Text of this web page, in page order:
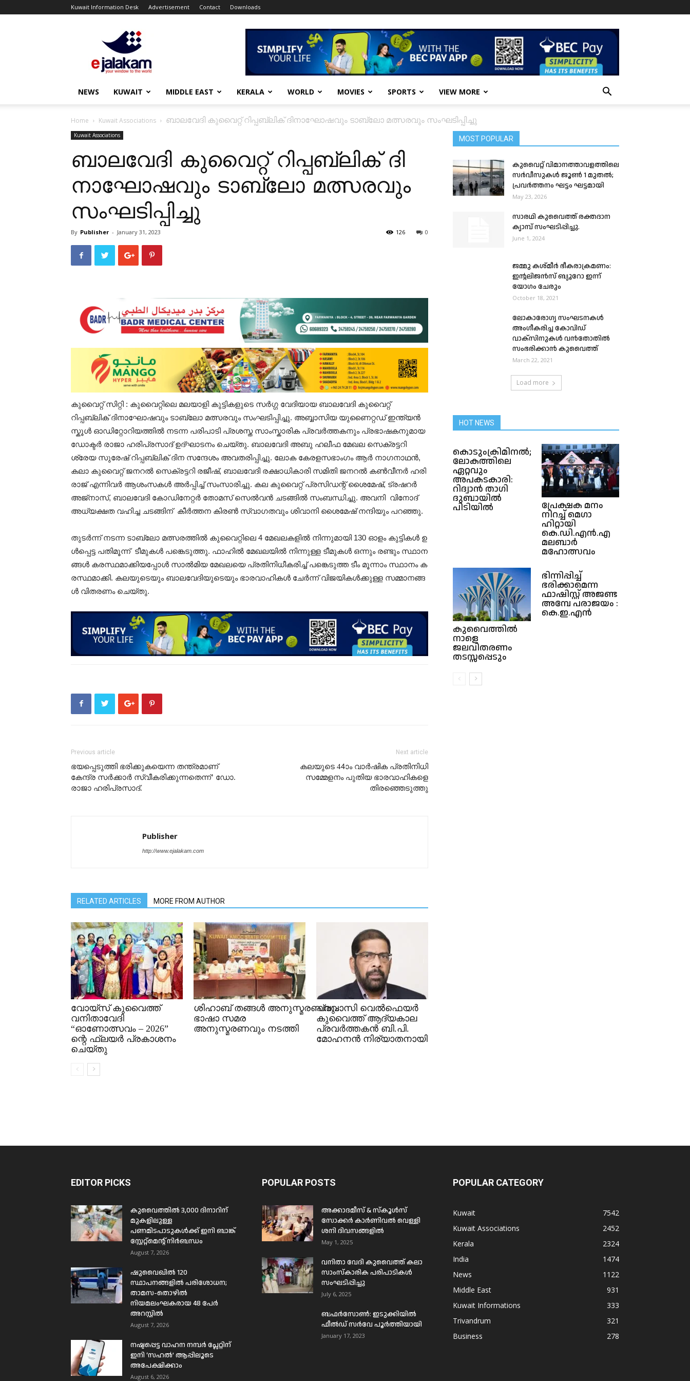
Kuwait Information Desk Advertisement Contact Downloads
ejalakam
NEWS KUWAIT MIDDLE EAST KERALA WORLD MOVIES SPORTS VIEW MORE
Home Kuwait Associations ബാലവേദി കുവൈറ്റ് റിപ്പബ്ലിക് ദിനാഘോഷവും ടാബ്ലോ മത്സരവും സംഘടിപ്പിച്ചു
Kuwait Associations
ബാലവേദി കുവൈറ്റ് റിപ്പബ്ലിക് ദി
നാഘോഷവും ടാബ്ലോ മത്സരവും
സംഘടിപ്പിച്ചു
By Publisher - January 31, 2023 0
126
കുവൈറ്റ് സിറ്റി : കുവൈറ്റിലെ മലയാളി കുട്ടികളുടെ സർഗ്ഗ വേദിയായ ബാലവേദി കുവൈറ്റ്
റിപ്പബ്ലിക് ദിനാഘോഷവും ടാബ്ലോ മത്സരവും സംഘടിപ്പിച്ചു. അബ്ബാസിയ യുണൈറ്റഡ് ഇന്ത്യൻ
സ്കൂൾ ഓഡിറ്റോറിയത്തിൽ നടന്ന പരിപാടി പ്രശസ്ത സാംസ്കാരിക പ്രവർത്തകനും പ്രഭാഷകനുമായ
ഡോക്ടർ രാജാ ഹരിപ്രസാദ് ഉദ്ഘാടനം ചെയ്തു. ബാലവേദി അബു ഹലീഫ മേഖല സെക്രട്ടറി
ശ്രേയ സുരേഷ് റിപ്പബ്ലിക് ദിന സന്ദേശം അവതരിപ്പിച്ചു. ലോക കേരളസഭാംഗം ആർ നാഗനാഥൻ,
കലാ കുവൈറ്റ് ജനറൽ സെക്രട്ടറി രജീഷ്, ബാലവേദി രക്ഷാധികാരി സമിതി ജനറൽ കൺവീനർ ഹരി
രാജ് എന്നിവർ ആശംസകൾ അർപ്പിച്ച് സംസാരിച്ചു. കല കുവൈറ്റ്‌ പ്രസിഡന്റ് ശൈമേഷ്, ട്രഷറർ
അജ്നാസ്, ബാലവേദി കോഡിനേറ്റർ തോമസ് സെൽവൻ ചടങ്ങിൽ സംബന്ധിച്ചു. അവനി വിനോദ്
അധ്യക്ഷത വഹിച്ച ചടങ്ങിന് കീർത്തന കിരൺ സ്വാഗതവും ശിവാനി ശൈമേഷ് നന്ദിയും പറഞ്ഞു.
തുടർന്ന് നടന്ന ടാബ്ലോ മത്സരത്തിൽ കുവൈറ്റിലെ 4 മേഖലകളിൽ നിന്നുമായി 130 ഓളം കുട്ടികൾ ഉ
ൾപ്പെട്ട പതിമൂന്ന് ടീമുകൾ പങ്കെടുത്തു. ഫാഹില്‍ മേഖലയിൽ നിന്നുള്ള ടീമുകൾ ഒന്നും രണ്ടും സ്ഥാന
ങ്ങൾ കരസ്ഥമാക്കിയപ്പോൾ സാൽമിയ മേഖലയെ പ്രതിനിധീകരിച്ച് പങ്കെടുത്ത ടീം മൂന്നാം സ്ഥാനം ക
രസ്ഥമാക്കി. കലയുടെയും ബാലവേദിയുടെയും ഭാരവാഹികൾ ചേർന്ന് വിജയികൾക്കുള്ള സമ്മാനങ്ങ
ൾ വിതരണം ചെയ്തു.
Previous article
ഭയപ്പെടുത്തി ഭരിക്കുകയെന്ന തന്ത്രമാണ്
കേന്ദ്ര സർക്കാർ സ്വീകരിക്കുന്നതെന്ന്’ ഡോ.
രാജാ ഹരിപ്രസാദ്.
Next article
കലയുടെ 44ാം വാർഷിക പ്രതിനിധി
സമ്മേളനം പുതിയ ഭാരവാഹികളെ
തിരഞ്ഞെടുത്തു
Publisher
http://www.ejalakam.com
RELATED ARTICLES MORE FROM AUTHOR
വോയ്സ് കുവൈത്ത്
വനിതാവേദി
“ഓണോത്സവം – 2026”
ന്റെ ഫ്ലയർ പ്രകാശനം
ചെയ്തു
ശിഹാബ് തങ്ങൾ അനുസ്മരണവും
ഭാഷാ സമര
അനുസ്മരണവും നടത്തി
പ്രവാസി വെൽഫെയർ
കുവൈത്ത് ആദ്യകാല
പ്രവർത്തകൻ ബി.പി.
മോഹനൻ നിര്യാതനായി
MOST POPULAR
കുവൈറ്റ് വിമാനത്താവളത്തിലെ
സർവീസുകൾ ജൂൺ 1 മുതൽ;
പ്രവർത്തനം ഘട്ടം ഘട്ടമായി
May 23, 2026
സാരഥി കുവൈത്ത് രക്തദാന
ക്യാമ്പ് സംഘടിപ്പിച്ചു.
June 1, 2024
ജമ്മു കശ്മീർ ഭീകരാക്രമണം:
ഇന്റലിജൻസ് ബ്യൂറോ ഇന്ന്
യോഗം ചേരും
October 18, 2021
ലോകാരോഗ്യ സംഘടനകൾ
അംഗീകരിച്ച കോവിഡ്
വാക്സിനുകൾ വൻതോതിൽ
സംഭരിക്കാൻ കുവൈത്ത്
March 22, 2021
Load more
HOT NEWS
കൊടുംക്രിമിനൽ;
ലോകത്തിലെ
ഏറ്റവും
അപകടകാരി:
റിദ്വാൻ താഗി
ദുബായിൽ
പിടിയിൽ പ്രേക്ഷക മനം
നിറച്ച് മെഗാ
ഹിറ്റായി
കെ.ഡി.എൻ.എ
മലബാർ
മഹോത്സവം
കുവൈത്തിൽ
നാളെ
ജലവിതരണം
തടസ്സപ്പെടും
ഭിന്നിപ്പിച്ച്
ഭരിക്കാമെന്ന
ഫാഷിസ്റ്റ് അജണ്ട
അമ്പേ പരാജയം :
കെ.ഇ.എൻ
EDITOR PICKS
കുവൈത്തിൽ 3,000 ദിനാറിന്
മുകളിലുള്ള
പണമിടപാടുകൾക്ക് ഇനി ബാങ്ക്
സ്റ്റേറ്റ്മെന്റ് നിർബന്ധം
August 7, 2026
ഷുവൈഖിൽ 120
സ്ഥാപനങ്ങളിൽ പരിശോധന;
താമസ-തൊഴിൽ
നിയമലംഘകരായ 48 പേർ
അറസ്റ്റിൽ
August 7, 2026
നഷ്ടപ്പെട്ട വാഹന നമ്പർ പ്ലേറ്റിന്
ഇനി ‘സഹൽ’ ആപ്പിലൂടെ
അപേക്ഷിക്കാം
August 6, 2026
POPULAR POSTS
അക്കാദമീസ് & സ്കൂൾസ്
സോക്കർ കാർണിവൽ വെള്ളി
ശനി ദിവസങ്ങളിൽ
May 1, 2025
വനിതാ വേദി കുവൈത്ത് കലാ
സാംസ്കാരിക പരിപാടികൾ
സംഘടിപ്പിച്ചു
July 6, 2025
ബഫര്‍സോണ്‍: ഇടുക്കിയില്‍
ഫീല്‍ഡ് സര്‍വേ പൂര്‍ത്തിയായി
January 17, 2023
POPULAR CATEGORY
Kuwait
7542
Kuwait Associations
2452
Kerala
2324
India
1474
News
1122
Middle East
931
Kuwait Informations
333
Trivandrum
321
Business
278